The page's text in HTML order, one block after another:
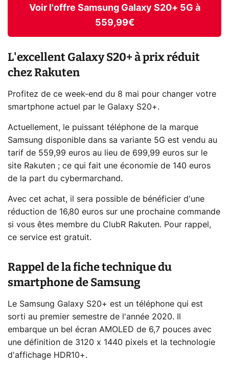
Voir l'offre Samsung Galaxy S20+ 5G à
559,99€
L'excellent Galaxy S20+ à prix réduit
chez Rakuten
Profitez de ce week-end du 8 mai pour changer votre
smartphone actuel par le Galaxy S20+.
Actuellement, le puissant téléphone de la marque
Samsung disponible dans sa variante 5G est vendu au
tarif de 559,99 euros au lieu de 699,99 euros sur le
site Rakuten ; ce qui fait une économie de 140 euros
de la part du cybermarchand.
Avec cet achat, il sera possible de bénéficier d'une
réduction de 16,80 euros sur une prochaine commande
si vous êtes membre du ClubR Rakuten. Pour rappel,
ce service est gratuit.
Rappel de la fiche technique du
smartphone de Samsung
Le Samsung Galaxy S20+ est un téléphone qui est
sorti au premier semestre de l'année 2020. Il
embarque un bel écran AMOLED de 6,7 pouces avec
une définition de 3120 x 1440 pixels et la technologie
d'affichage HDR10+.